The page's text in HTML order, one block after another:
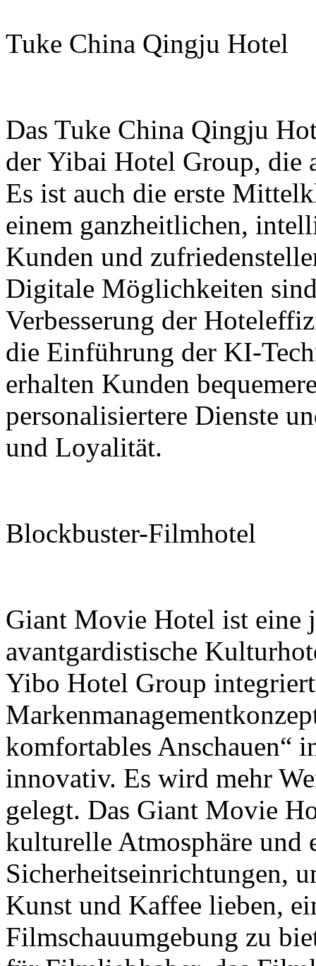
Tuke China Qingju Hotel
Das Tuke China Qingju
der Yibai Hotel Group, die
Es ist auch die erste
einem ganzheitlichen,
Kunden und
Digitale Möglichkeiten
Verbesserung der
die Einführung der KI-
erhalten Kunden
personalisiertere Dienste
und Loyalität.
Blockbuster-Filmhotel
Giant Movie Hotel ist eine
avantgardistische
Yibo Hotel Group
komfortables Anschauen“
innovativ. Es wird mehr
gelegt. Das Giant Movie
kulturelle Atmosphäre und
Sicherheitseinrichtungen,
Kunst und Kaffee lieben,
Filmschauumgebung zu